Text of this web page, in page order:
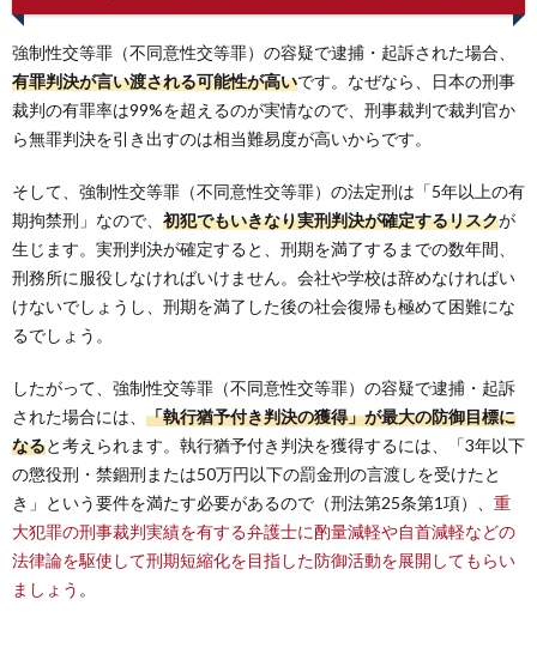
強制性交等罪（不同意性交等罪）の容疑で逮捕・起訴された場合、
有罪判決が言い渡される可能性が高いです。なぜなら、日本の刑事
裁判の有罪率は99%を超えるのが実情なので、刑事裁判で裁判官か
ら無罪判決を引き出すのは相当難易度が高いからです。
そして、強制性交等罪（不同意性交等罪）の法定刑は「5年以上の有
期拘禁刑」なので、 初犯でもいきなり実刑判決が確定するリスクが
生じます。実刑判決が確定すると、刑期を満了するまでの数年間、
刑務所に服役しなければいけません。会社や学校は辞めなければい
けないでしょうし、刑期を満了した後の社会復帰も極めて困難にな
るでしょう。
したがって、強制性交等罪（不同意性交等罪）の容疑で逮捕・起訴
された場合には、 「執行猶予付き判決の獲得」が最大の防御目標に
なると考えられます。執行猶予付き判決を獲得するには、「3年以下
の懲役刑・禁錮刑または50万円以下の罰金刑の言渡しを受けたと
き」という要件を満たす必要があるので（刑法第25条第1項）、 重
大犯罪の刑事裁判実績を有する弁護士に酌量減軽や自首減軽などの
法律論を駆使して刑期短縮化を目指した防御活動を展開してもらい
ましょう 。